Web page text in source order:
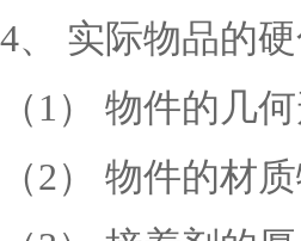
4、 实际物品的
（ 1） 物件的几
（2） 物件的材